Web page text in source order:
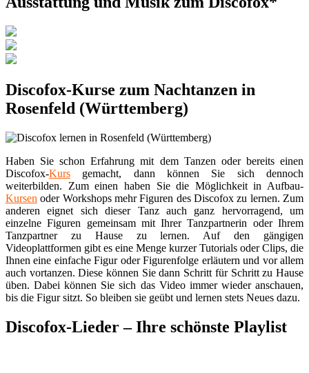
Discofox-Kurse zum Nachtanzen in
Rosenfeld (Württemberg)
Haben Sie schon Erfahrung mit dem Tanzen oder bereits einen
Discofox-Kurs gemacht, dann können Sie sich dennoch
weiterbilden. Zum einen haben Sie die Möglichkeit in Aufbau-
Kursen oder Workshops mehr Figuren des Discofox zu lernen. Zum
anderen eignet sich dieser Tanz auch ganz hervorragend, um
einzelne Figuren gemeinsam mit Ihrer Tanzpartnerin oder Ihrem
Tanzpartner zu Hause zu lernen. Auf den gängigen
Videoplattformen gibt es eine Menge kurzer Tutorials oder Clips, die
Ihnen eine einfache Figur oder Figurenfolge erläutern und vor allem
auch vortanzen. Diese können Sie dann Schritt für Schritt zu Hause
üben. Dabei können Sie sich das Video immer wieder anschauen,
bis die Figur sitzt. So bleiben sie geübt und lernen stets Neues dazu.
Discofox-Lieder – Ihre schönste Playlist